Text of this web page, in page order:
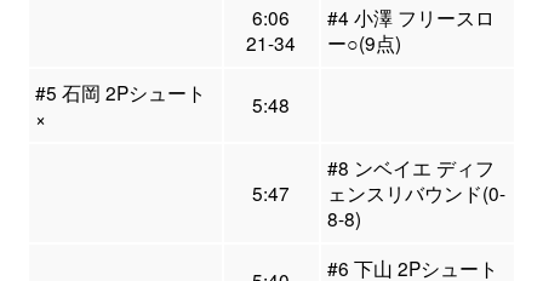
6:06
21-34
#4 小澤 フリースロ
ー○(9点)
#5 石岡 2Pシュート
×
5:48
5:47
#8 ンベイエ ディフ
ェンスリバウンド(0-
8-8)
#6 下山 2Pシュート